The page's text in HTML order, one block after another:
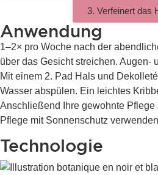
3. Verfeinert das
Anwendung
1–2× pro Woche nach der
über das Gesicht streichen. Augen-
Mit einem 2. Pad Hals und
Wasser abspülen. Ein leichtes
Anschließend Ihre gewohnte Pflege
Pflege mit Sonnenschutz
Technologie